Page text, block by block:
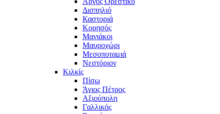
Δισπηλιό
Καστοριά
Κορησός
Μανιάκοι
Μαυροχώρι
Μεσοποταμιά
Νεστόριον
Κιλκίς
Πίσω
Άγιος Πέτρος
Αξιούπολη
Γαλλικός